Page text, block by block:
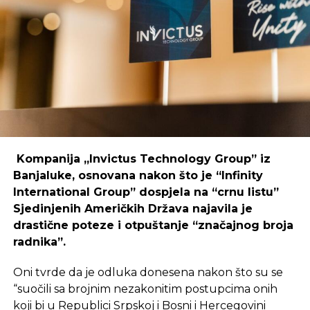
Primjer mostarskog CodeHuba pokazuje da
coworking prostori mogu uspješno djelovati i u
regijama koje nisu urbani centri, ali zahtijeva
podršku i ulaganja koja će omogućiti dugoročnu
održivost ovakvih inicijativa.
Ulaganje u coworking prostor u Čapljini moglo bi
postati ključan korak prema stvaranju napredne
poslovne klime, privlačenju novih profesionalaca te
nove projekte i lokalnu ekonomiju.
Kompanija „Invictus Technology Group” iz
Banjaluke, osnovana nakon što je “Infinity
International Group” dospjela na “crnu listu”
Sjedinjenih Američkih Država najavila je
drastične poteze i otpuštanje “značajnog broja
radnika”.
Oni tvrde da je odluka donesena nakon što su se
“suočili sa brojnim nezakonitim postupcima onih
koji bi u Republici Srpskoj i Bosni i Hercegovini